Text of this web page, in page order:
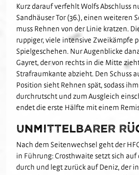
Kurz darauf verfehlt Wolfs Abschluss
Sandhäuser Tor (36.), einen weiteren
muss Rehnen von der Linie kratzen.
ruppiger, viele intensive Zweikämpfe
Spielgeschehen. Nur Augenblicke
Gayret, der von rechts in die Mitte
Strafraumkante abzieht. Den Schuss
Position sieht Rehnen spät, sodass
durchrutscht und zum Ausgleich
endet die erste Hälfte mit einem
Unmittelbarer
Nach dem Seitenwechsel geht der
in Führung: Crosthwaite setzt sich
durch und legt zurück auf Deniz, der